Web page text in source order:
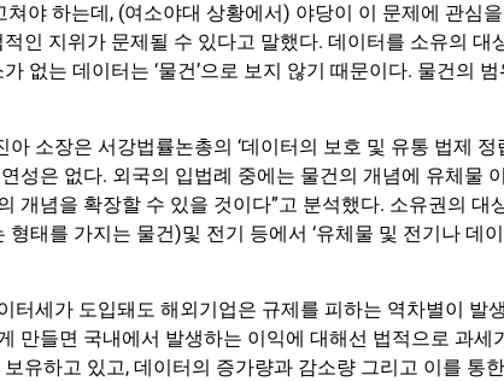
쳐야 하는데, (여소야대 상황에서) 야당이 이 문제에 관심
인 지위가 문제될 수 있다고 말했다. 데이터를 소유의 대
없는 데이터는 ‘물건’으로 보지 않기 때문이다. 물건의
소장은 서강법률논총의 ‘데이터의 보호 및 유통 법제 정
성은 없다. 외국의 입법례 중에는 물건의 개념에 유체물
개념을 확장할 수 있을 것이다”고 분석했다. 소유권의
형태를 가지는 물건)및 전기 등에서 ‘유체물 및 전기나 데
터세가 도입돼도 해외기업은 규제를 피하는 역차별이 발
만들면 국내에서 발생하는 이익에 대해선 법적으로 과세
유하고 있고, 데이터의 증가량과 감소량 그리고 이를 통